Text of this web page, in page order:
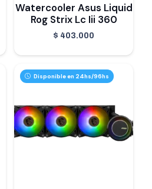
Watercooler Asus Liquid
Rog Strix Lc Iii 360
$ 403.000
Disponible en 24hs/96hs